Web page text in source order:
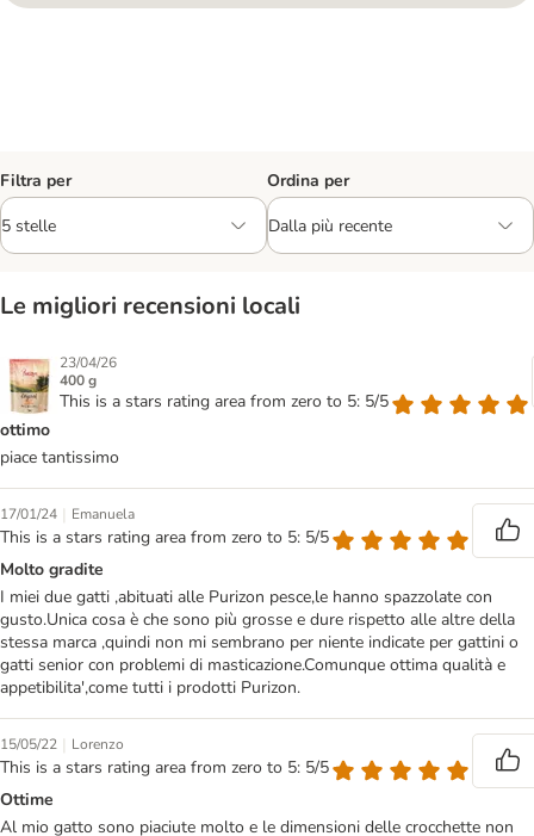
Filtra per Ordina per
Le migliori recensioni locali
23/04/26
400 g
This is a stars rating area from zero to 5: 5/5
ottimo
piace tantissimo
17/01/24 | Emanuela
This is a stars rating area from zero to 5: 5/5
Molto gradite
I miei due gatti ,abituati alle Purizon pesce,le hanno spazzolate con
gusto.Unica cosa è che sono più grosse e dure rispetto alle altre della
stessa marca ,quindi non mi sembrano per niente indicate per gattini o
gatti senior con problemi di masticazione.Comunque ottima qualità e
appetibilita',come tutti i prodotti Purizon.
15/05/22 | Lorenzo
This is a stars rating area from zero to 5: 5/5
Ottime
Al mio gatto sono piaciute molto e le dimensioni delle crocchette non